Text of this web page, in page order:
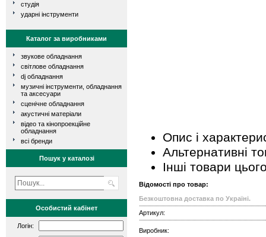
студія
ударні інструменти
Каталог за виробниками
звукове обладнання
світлове обладнання
dj обладнання
музичні інструменти, обладнання
та аксесуари
сценічне обладнання
акустичні матеріали
відео та кінопроекційне
обладнання
всі бренди
Пошук у каталозі
Особистий кабінет
Логін:
Опис і
Альтернативні
Інші товари
Відомості про товар:
Безкоштовна доставка по Україні.
Артикул:
Виробник: